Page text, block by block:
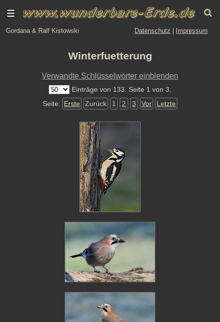
Gordana & Ralf Kistowski Datenschutz Impressum
Winterfuetterung
Verwandte Schlüsselwörter einblenden
Einträge von 133. Seite 1 von 3.
Seite: Erste Zurück 1 2 3 Vor Letzte